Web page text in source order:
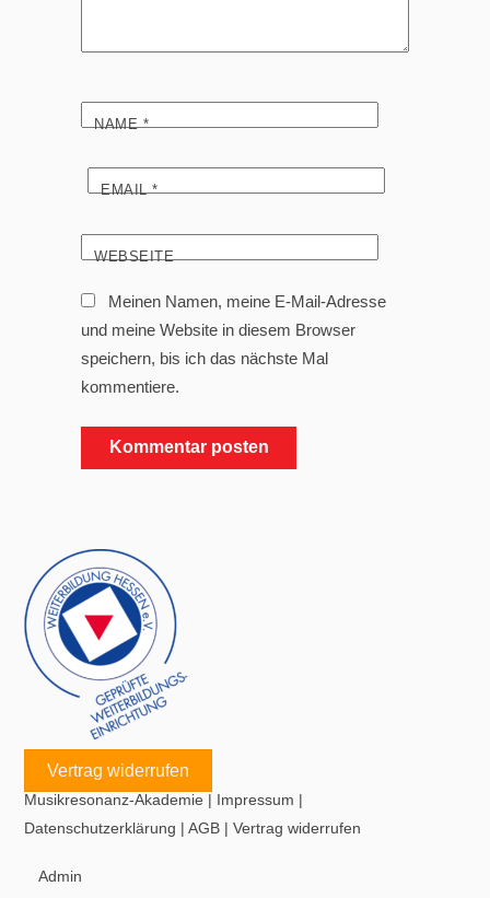
NAME*
EMAIL*
WEBSEITE
Meinen Namen, meine E-Mail-Adresse
und meine Website in diesem Browser
speichern, bis ich das nächste Mal
kommentiere.
Vertrag widerrufen
Musikresonanz-Akademie | Impressum |
Datenschutzerklärung |AGB |Vertrag widerrufen
Admin